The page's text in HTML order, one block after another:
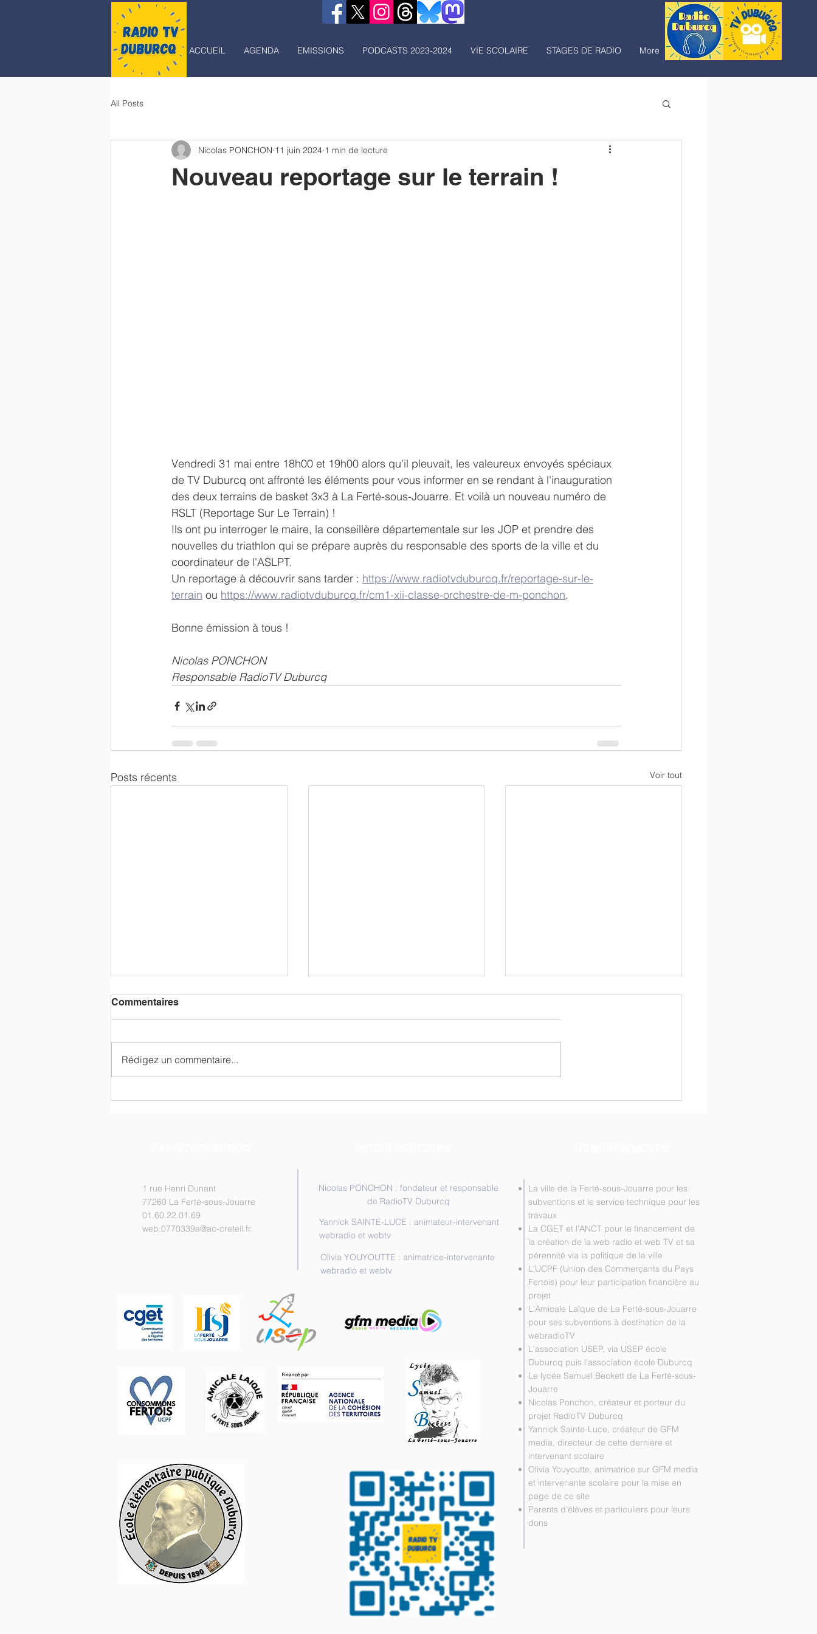
ACCUEIL AGENDA EMISSIONS PODCASTS 2023-2024 VIE SCOLAIRE STAGES DE RADIO More
All Posts
Nouveau reportage sur le terrain !
Nicolas PONCHON 11 juin 2024 1 min de lecture
Vendredi 31 mai entre 18h00 et 19h00 alors qu'il pleuvait, les valeureux envoyés spéciaux
de TV Duburcq ont affronté les éléments pour vous informer en se rendant à l'inauguration
des deux terrains de basket 3x3 à La Ferté-sous-Jouarre. Et voilà un nouveau numéro de
RSLT (Reportage Sur Le Terrain) !
Ils ont pu interroger le maire, la conseillère départementale sur les JOP et prendre des
nouvelles du triathlon qui se prépare auprès du responsable des sports de la ville et du
coordinateur de l'ASLPT.
Un reportage à découvrir sans tarder : https://www.radiotvduburcq.fr/reportage-sur-le-
terrain ou https://www.radiotvduburcq.fr/cm1-xii-classe-orchestre-de-m-ponchon.
Bonne émission à tous !
Nicolas PONCHON
Responsable RadioTV Duburcq
Posts récents Voir tout
Commentaires
Rédigez un commentaire...
1 rue Henri Dunant
77260 La Ferté-sous-Jouarre
01.60.22.01.69
web.0770339a@ac-creteil.fr
Nicolas PONCHON : fondateur et responsable
de RadioTV Duburcq
Yannick SAINTE-LUCE : animateur-intervenant
webradio et webtv
Olivia YOUYOUTTE : animatrice-intervenante
webradio et webtv
La ville de la Ferté-sous-Jouarre pour les
subventions et le service technique pour les
travaux
La CGET et l'ANCT pour le financement de
la création de la web radio et web TV et sa
pérennité via la politique de la ville
L'UCPF (Union des Commerçants du Pays
Fertois) pour leur participation financière au
projet
L'Amicale Laïque de La Ferté-sous-Jouarre
pour ses subventions à destination de la
webradioTV
L'association USEP, via USEP école
Duburcq puis l'association école Duburcq
Le lycée Samuel Beckett de La Ferté-sous-
Jouarre
Nicolas Ponchon, créateur et porteur du
projet RadioTV Duburcq
Yannick Sainte-Luce, créateur de GFM
media, directeur de cette dernière et
intervenant scolaire
Olivia Youyoutte, animatrice sur GFM media
et intervenante scolaire pour la mise en
page de ce site
Parents d'élèves et particuliers pour leurs
dons